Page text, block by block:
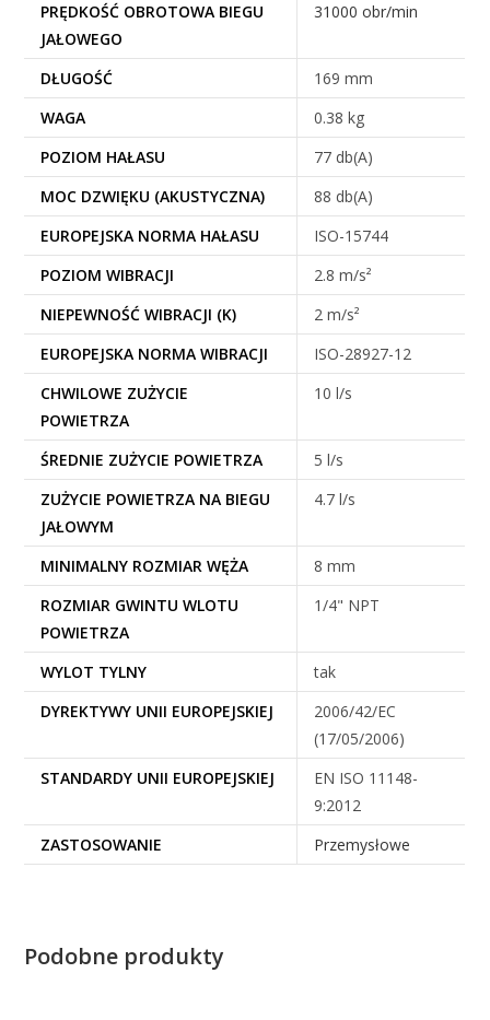
PRĘDKOŚĆ OBROTOWA BIEGU
JAŁOWEGO
31000 obr/min
DŁUGOŚĆ
169 mm
WAGA
0.38 kg
POZIOM HAŁASU
77 db(A)
MOC DZWIĘKU (AKUSTYCZNA)
88 db(A)
EUROPEJSKA NORMA HAŁASU
ISO-15744
POZIOM WIBRACJI
2.8 m/s²
NIEPEWNOŚĆ WIBRACJI (K)
2 m/s²
EUROPEJSKA NORMA WIBRACJI
ISO-28927-12
CHWILOWE ZUŻYCIE
POWIETRZA
10 l/s
ŚREDNIE ZUŻYCIE POWIETRZA
5 l/s
ZUŻYCIE POWIETRZA NA BIEGU
JAŁOWYM
4.7 l/s
MINIMALNY ROZMIAR WĘŻA
8 mm
ROZMIAR GWINTU WLOTU
POWIETRZA
1/4" NPT
WYLOT TYLNY
tak
DYREKTYWY UNII EUROPEJSKIEJ
2006/42/EC
(17/05/2006)
STANDARDY UNII EUROPEJSKIEJ
EN ISO 11148-
9:2012
ZASTOSOWANIE
Przemysłowe
Podobne produkty